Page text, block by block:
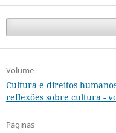
Volume
Cultura e direitos
reflexões sobre cultura -
Páginas